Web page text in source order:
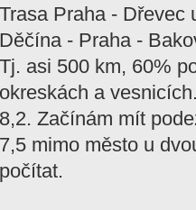
Trasa Praha - Dřevec
Děčína - Praha -
Tj. asi 500 km, 60%
okreskách a
8,2. Začínám mít
7,5 mimo město u
počítat.